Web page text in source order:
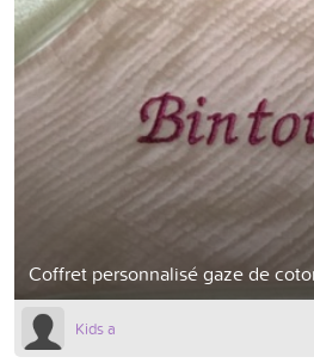
Coffret personnalisé gaze de
Kids a